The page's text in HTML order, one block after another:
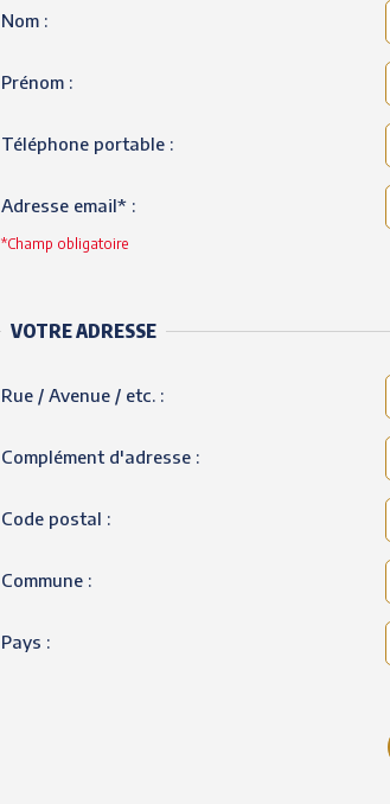
Nom :
Prénom :
Téléphone portable :
Adresse email* :
*Champ obligatoire
VOTRE ADRESSE
Rue / Avenue / etc. :
Complément d'adresse :
Code postal :
Commune :
Pays :